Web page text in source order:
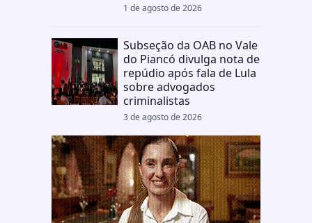
1 de agosto de 2026
Subseção da OAB no Vale
do Piancó divulga nota de
repúdio após fala de Lula
sobre advogados
criminalistas
3 de agosto de 2026